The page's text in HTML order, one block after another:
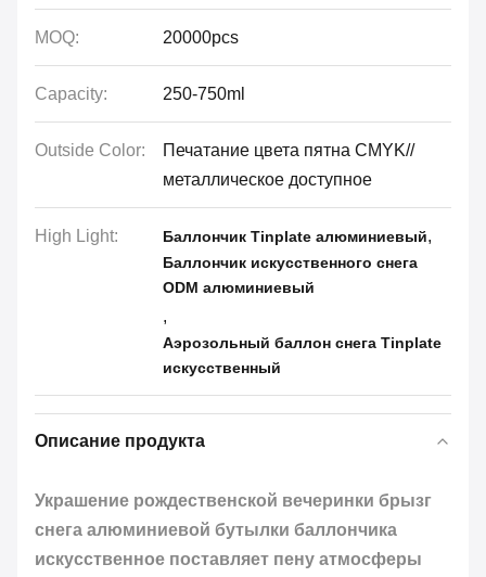
MOQ: 20000pcs
Capacity: 250-750ml
Outside Color:
Печатание цвета пятна CMYK//
металлическое доступное
High Light: Баллончик Tinplate алюминиевый,
Баллончик искусственного снега
ODM алюминиевый
,
Аэрозольный баллон снега Tinplate
искусственный
Описание продукта
Украшение рождественской вечеринки брызг
снега алюминиевой бутылки баллончика
искусственное поставляет пену атмосферы